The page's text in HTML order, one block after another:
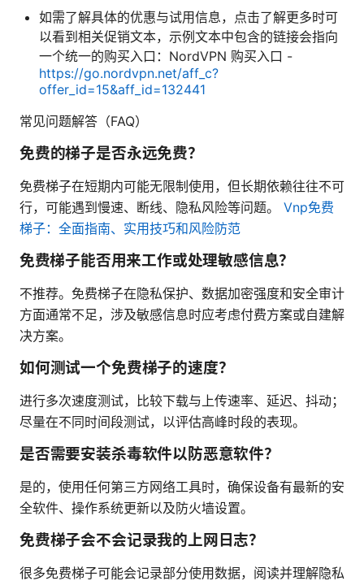
如需了解具体的优惠与试用信息，点击了解更多时可
以看到相关促销文本，示例文本中包含的链接会指向
一个统一的购买入口：NordVPN 购买入口 -
https://go.nordvpn.net/aff_c?
offer_id=15&aff_id=132441
常见问题解答（FAQ）
免费的梯子是否永远免费？
免费梯子在短期内可能无限制使用，但长期依赖往往不可
行，可能遇到慢速、断线、隐私风险等问题。 Vnp免费
梯子：全面指南、实用技巧和风险防范
免费梯子能否用来工作或处理敏感信息？
不推荐。免费梯子在隐私保护、数据加密强度和安全审计
方面通常不足，涉及敏感信息时应考虑付费方案或自建解
决方案。
如何测试一个免费梯子的速度？
进行多次速度测试，比较下载与上传速率、延迟、抖动；
尽量在不同时间段测试，以评估高峰时段的表现。
是否需要安装杀毒软件以防恶意软件？
是的，使用任何第三方网络工具时，确保设备有最新的安
全软件、操作系统更新以及防火墙设置。
免费梯子会不会记录我的上网日志？
很多免费梯子可能会记录部分使用数据，阅读并理解隐私